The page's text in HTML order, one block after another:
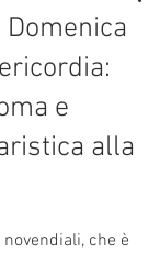
e
alla
5.
che è